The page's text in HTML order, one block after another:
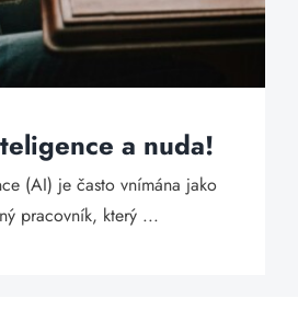
a nuda!
(AI) je často vnímána jako
pracovník, který ...